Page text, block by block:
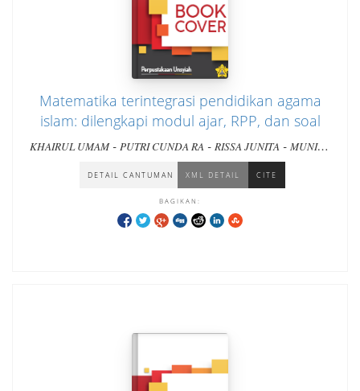
Matematika terintegrasi pendidikan agama
islam: dilengkapi modul ajar, RPP, dan soal
KHAIRUL UMAM- PUTRI CUNDA RA - RISSA JUNITA - MUNIRA
ULFA
DETAIL CANTUMAN XML DETAIL CITE
BAGIKAN: